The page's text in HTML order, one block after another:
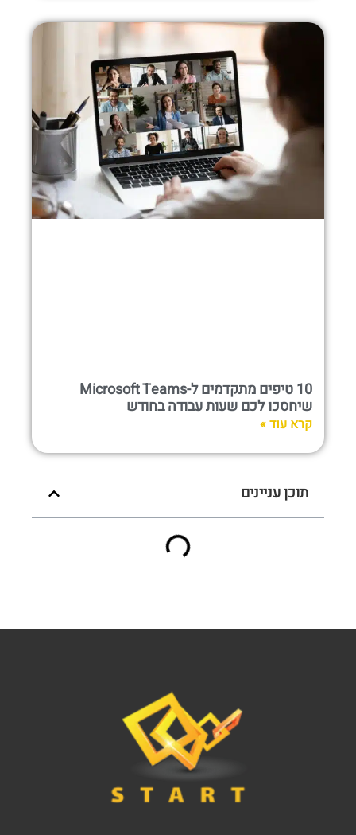
10 טיפים מתקדמים ל-Microsoft Teams
שיחסכו לכם שעות עבודה בחודש
קרא עוד »
תוכן עניינים